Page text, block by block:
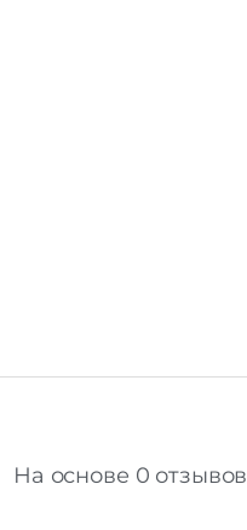
На основе 0 отзывов